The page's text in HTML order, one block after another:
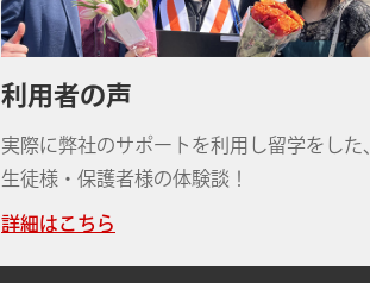
利用者の声
実際に弊社のサポートを利用し留学をした、
生徒様・保護者様の体験談！
詳細はこちら